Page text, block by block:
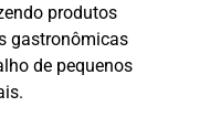
produtos
gastronômicas
de pequenos